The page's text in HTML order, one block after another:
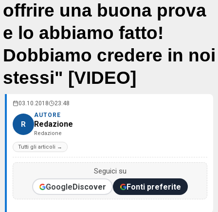
offrire una buona prova
e lo abbiamo fatto!
Dobbiamo credere in noi
stessi" [VIDEO]
03.10.2018 23:48
R
AUTORE
Redazione
Redazione
Tutti gli articoli →
Seguici su
GoogleDiscover Fonti preferite